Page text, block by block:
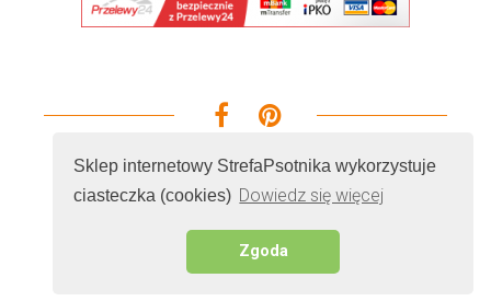
Sklep internetowy StrefaPsotnika wykorzystuje
ciasteczka (cookies) Dowiedz się więcej
Zgoda
© 2026 - Wszelkie prawa zastrzeżone. Realizacja i
Cenobitz.com Marketing Internetowy